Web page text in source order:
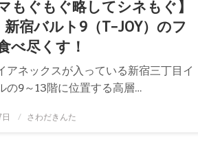
もぐもぐ略してシネもぐ】
宿バルト9（T-JOY）のフ
べ尽くす！
アネックスが入っている新宿三丁目イ
の9～13階に位置する高層…
さわだきんた